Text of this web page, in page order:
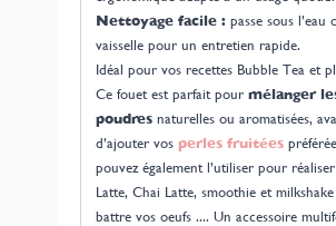
Nettoyage facile :passe sous l’eau
vaisselle pour un entretien rapide.
Idéal pour vos recettes Bubble Tea et
Ce fouet est parfait pour mélanger
poudresnaturelles ou aromatisées,
d’ajouter vos perles fruitées
pouvez également l’utiliser pour
Latte, Chai Latte, smoothie et
battre vos oeufs .... Un accessoire